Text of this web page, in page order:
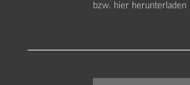
bzw. hier herunterladen